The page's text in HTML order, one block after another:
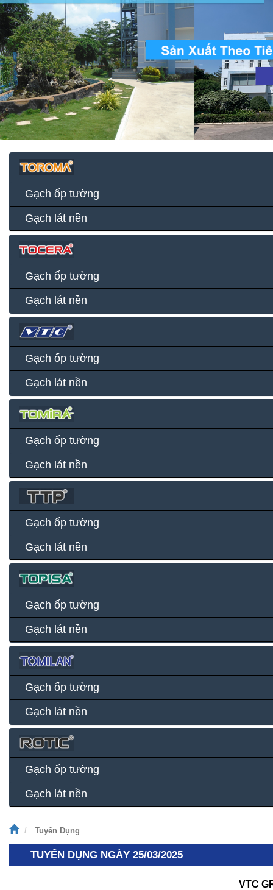
Gạch ốp tường
Gạch lát nền
Gạch ốp tường
Gạch lát nền
Gạch ốp tường
Gạch lát nền
Gạch ốp tường
Gạch lát nền
Gạch ốp tường
Gạch lát nền
Gạch ốp tường
Gạch lát nền
Gạch ốp tường
Gạch lát nền
Gạch ốp tường
Gạch lát nền
Tuyển Dụng
TUYỂN DỤNG NGÀY 25/03/2025
VTC